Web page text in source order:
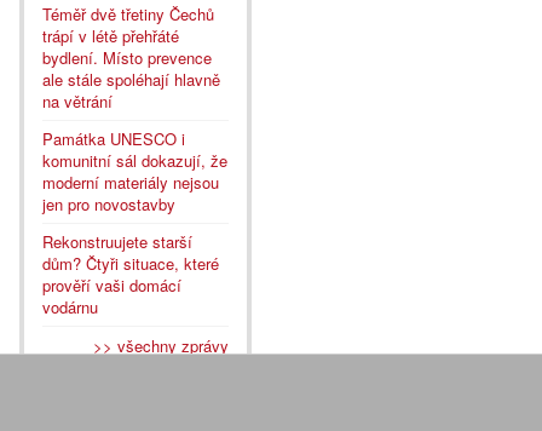
Téměř dvě třetiny Čechů
trápí v létě přehřáté
bydlení. Místo prevence
ale stále spoléhají hlavně
na větrání
Památka UNESCO i
komunitní sál dokazují, že
moderní materiály nejsou
jen pro novostavby
Rekonstruujete starší
dům? Čtyři situace, které
prověří vaši domácí
vodárnu
>> všechny zprávy